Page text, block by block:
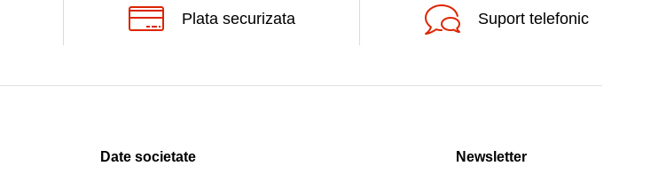
Plata securizata Suport telefonic
Date societate Newsletter